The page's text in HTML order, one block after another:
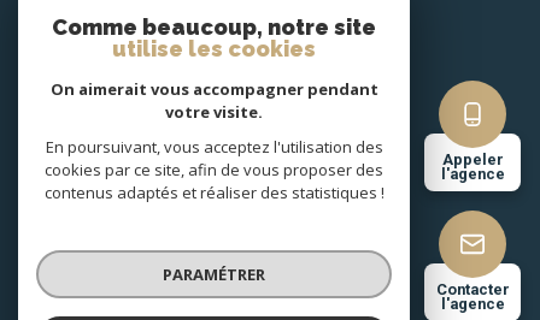
Appeler
l'agence
Contacter
l'agence
Nos honoraires
Cookies
© 2026 | Tous droits réservés
Comme beaucoup, notre site
utilise les cookies
On aimerait vous accompagner pendant
votre visite.
En poursuivant, vous acceptez l'utilisation des
cookies par ce site, afin de vous proposer des
contenus adaptés et réaliser des statistiques !
PARAMÉTRER